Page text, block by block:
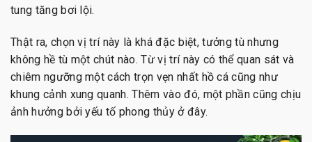
tung tăng bơi lội.
Thật ra, chọn vị trí này là khá đặc biệt, tưởng tù nhưng
không hề tù một chút nào. Từ vị trí này có thể quan sát và
chiêm ngưỡng một cách trọn vẹn nhất hồ cá cũng như
khung cảnh xung quanh. Thêm vào đó, một phần cũng chịu
ảnh hưởng bởi yếu tố phong thủy ở đây.